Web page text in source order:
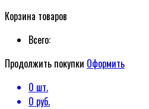
Корзина товаров
Всего:
Продолжить покупки Оформить
0 шт.
0 руб.